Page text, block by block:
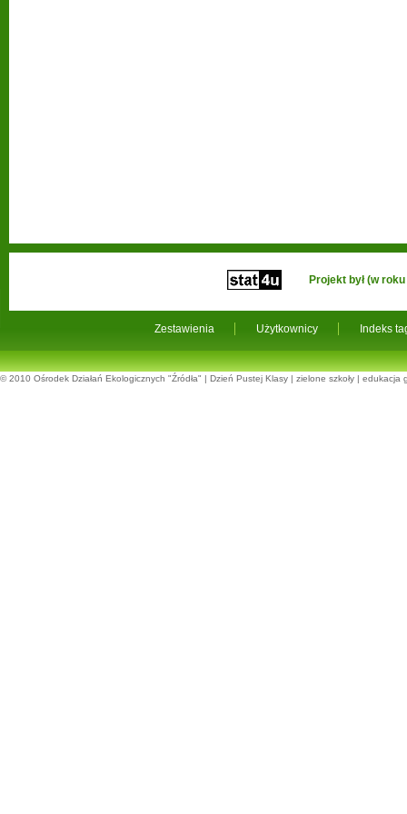
Zestawienia Użytkownicy Indeks
Projekt był (w
© 2010 Ośrodek Działań Ekologicznych "Źródła" | Dzień Pustej Klasy | zielone szkoły | edukacja